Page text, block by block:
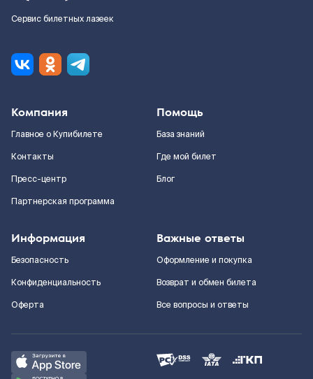
Сервис билетных лазеек
Компания
Главное о Купибилете
Контакты
Пресс-центр
Партнерская программа
Помощь
База знаний
Где мой билет
Блог
Информация
Безопасность
Конфиденциальность
Оферта
Важные ответы
Оформление и покупка
Возврат и обмен билета
Все вопросы и ответы